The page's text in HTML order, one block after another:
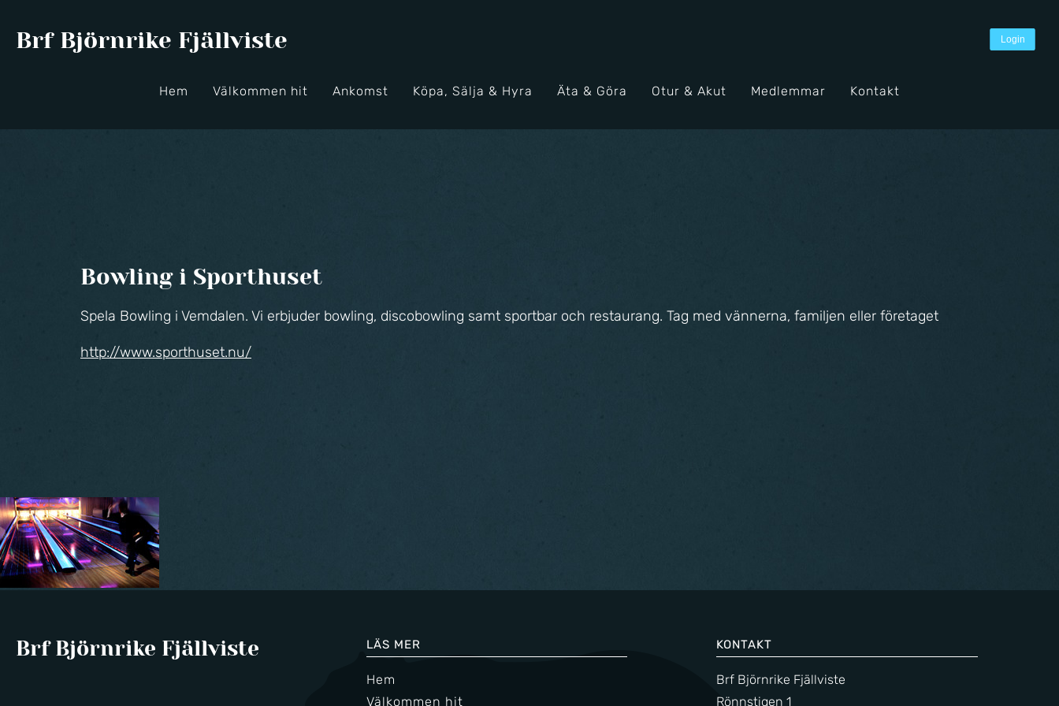
Brf Björnrike Fjällviste
Hem Välkommen hit Ankomst Köpa, Sälja & Hyra Äta & Göra Otur & Akut Medlemmar Kontakt
Bowling i Sporthuset
Spela Bowling i Vemdalen. Vi erbjuder bowling, discobowling samt sportbar och restaurang. Tag med vännerna, familjen eller företaget
http://www.sporthuset.nu/
Brf Björnrike Fjällviste LÄS MER
Hem
Välkommen hit
KONTAKT
Brf Björnrike Fjällviste
Rönnstigen 1
Login